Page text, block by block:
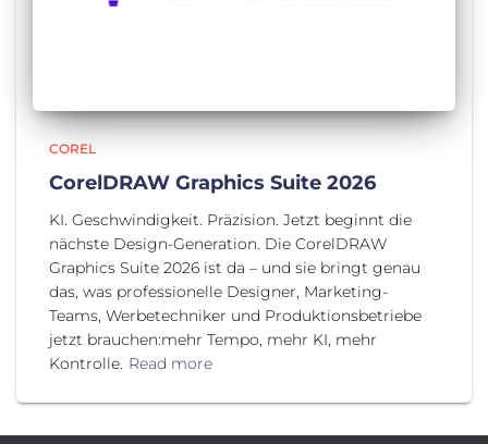
COREL
CorelDRAW Graphics Suite 2026
KI. Geschwindigkeit. Präzision. Jetzt beginnt die
nächste Design-Generation. Die CorelDRAW
Graphics Suite 2026 ist da – und sie bringt genau
das, was professionelle Designer, Marketing-
Teams, Werbetechniker und Produktionsbetriebe
jetzt brauchen:mehr Tempo, mehr KI, mehr
Kontrolle. Read more